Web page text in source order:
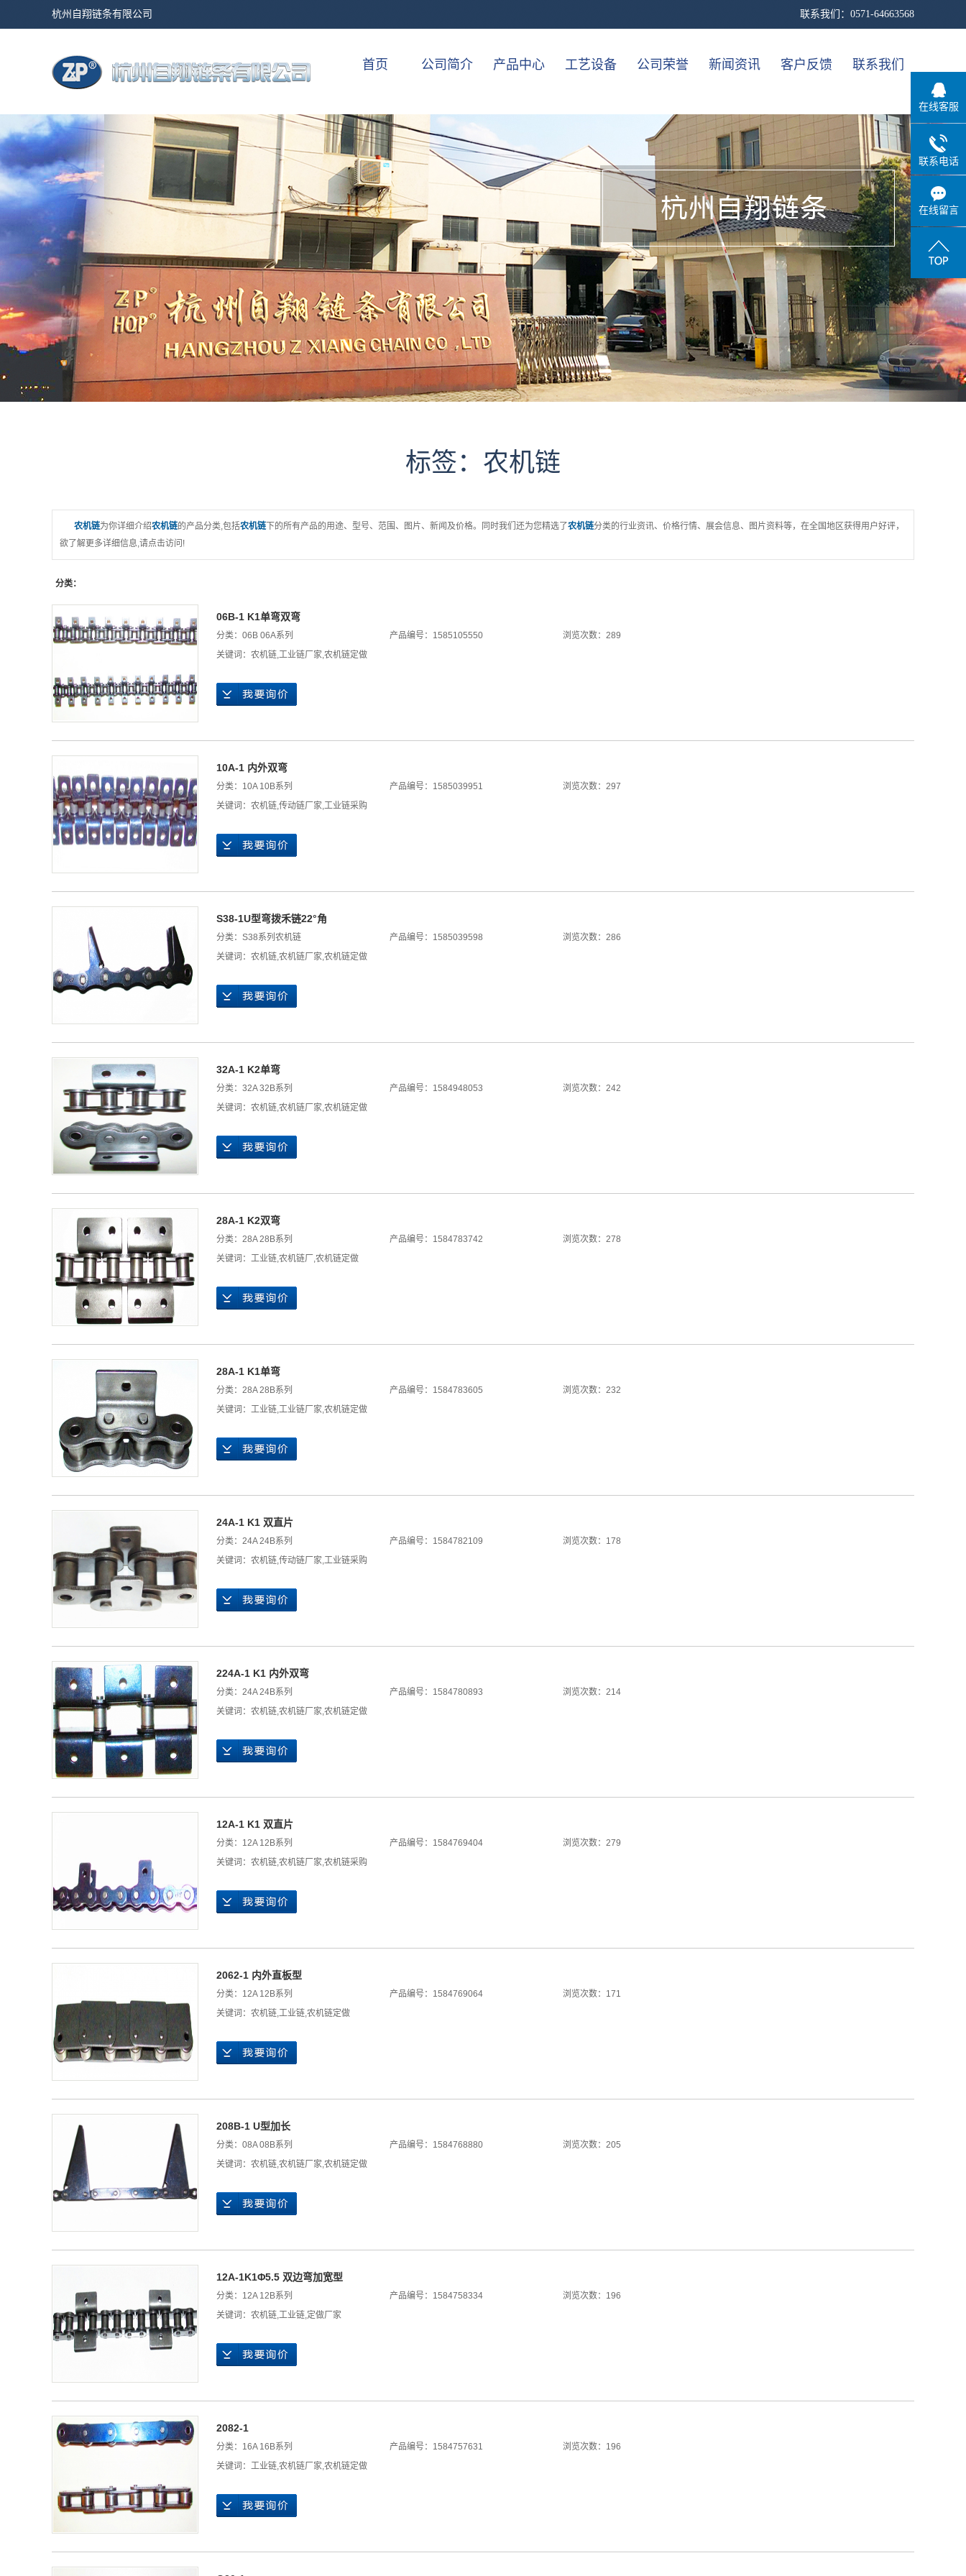
杭州自翔链条有限公司 联系我们：0571-64663568
首页 公司简介
公司简介
联系我们
产品中心
04C-415H系列
08A 08B系列
10A 10B系列
12A 12B系列
16A 16B系列
20A 20B系列
24A 24B系列
28A 28B系列
32A 32B系列
40A 40B系列
41.3与CA555系
工艺设备
一级案例
公司荣誉
一级案例
新闻资讯
公司新闻
行业新闻
技术知识
客户反馈 联系我们
标签：农机链
农机链为你详细介绍农机链的产品分类,包括农机链下的所有产品的用途、型号、范围、图片、新闻及价格。同时我们还为您精选了农机链分类的行业资讯、价格行情、展会信息、图片资料等，在全国地区获得用户好评，
欲了解更多详细信息,请点击访问!
分类：
06B-1 K1单弯双弯
分类： 06B 06A系列 产品编号：1585105550
浏览次数：289
关键词： 农机链,工业链厂家,农机链定做
10A-1 内外双弯
分类： 10A 10B系列 产品编号：1585039951
浏览次数：297
关键词： 农机链,传动链厂家,工业链采购
S38-1U型弯拨禾链22°角
分类： S38系列农机链 产品编号：1585039598
浏览次数：286
关键词： 农机链,农机链厂家,农机链定做
32A-1 K2单弯
分类： 32A 32B系列 产品编号：1584948053
浏览次数：242
关键词： 农机链,农机链厂家,农机链定做
28A-1 K2双弯
分类： 28A 28B系列 产品编号：1584783742
浏览次数：278
关键词： 工业链,农机链厂 ,农机链定做
28A-1 K1单弯
分类： 28A 28B系列 产品编号：1584783605
浏览次数：232
关键词： 工业链,工业链厂家,农机链定做
24A-1 K1 双直片
分类： 24A 24B系列 产品编号：1584782109
浏览次数：178
关键词： 农机链,传动链厂家,工业链采购
224A-1 K1 内外双弯
分类： 24A 24B系列 产品编号：1584780893
浏览次数：214
关键词： 农机链,农机链厂家,农机链定做
12A-1 K1 双直片
分类： 12A 12B系列 产品编号：1584769404
浏览次数：279
关键词： 农机链,农机链厂家,农机链采购
2062-1 内外直板型
分类： 12A 12B系列 产品编号：1584769064
浏览次数：171
关键词： 农机链,工业链,农机链定做
208B-1 U型加长
分类： 08A 08B系列 产品编号：1584768880
浏览次数：205
关键词： 农机链,农机链厂家,农机链定做
12A-1K1Φ5.5 双边弯加宽型
分类： 12A 12B系列 产品编号：1584758334
浏览次数：196
关键词： 农机链,工业链,定做厂家
2082-1
分类： 16A 16B系列 产品编号：1584757631
浏览次数：196
关键词： 工业链,农机链厂家,农机链定做
在线客服
联系电话
在线留言